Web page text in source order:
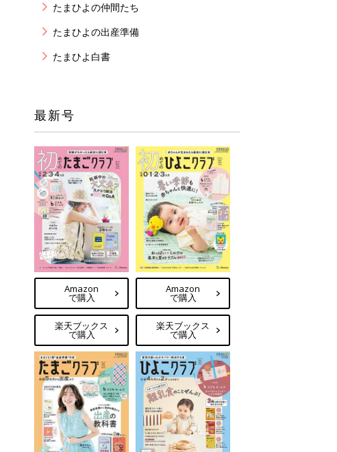
たまひよの仲間たち
たまひよの出産準備
たまひよ白書
最新号
Amazon
で購入
楽天ブックス
で購入
Amazon
で購入
楽天ブックス
で購入